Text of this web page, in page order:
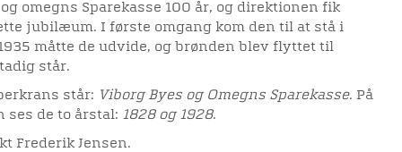
omegns Sparekasse 100 år, og direktionen fik
jubilæum. I første omgang kom den til at stå i
måtte de udvide, og brønden blev flyttet til
står.
står: Viborg Byes og Omegns Sparekasse. På
ses de to årstal: 1828 og 1928.
Frederik Jensen.